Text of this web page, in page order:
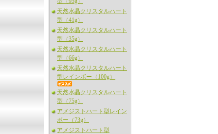
天然水晶クリスタルハート
型（41g）
天然水晶クリスタルハート
型（35g）
天然水晶クリスタルハート
型（66g）
天然水晶クリスタルハート
型レインボー（100g）
天然水晶クリスタルハート
型（75g）
アメジストハート型レイン
ボー（73g）
アメジストハート型